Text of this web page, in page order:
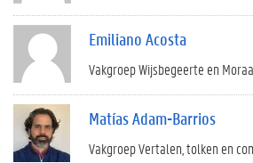
Emiliano Acosta
Vakgroep Wijsbegeerte en
Matías Adam-Barrios
Vakgroep Vertalen, tolken en